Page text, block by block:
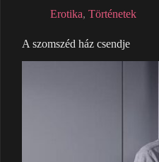
Erotika, Történetek
A szomszéd ház csendje